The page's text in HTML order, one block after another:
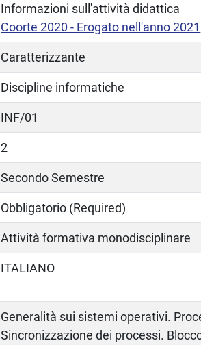
Informazioni sull'attività didattica
Coorte 2020 - Erogato nell'anno 2021
Caratterizzante
Discipline informatiche
INF/01
2
Secondo Semestre
Obbligatorio (Required)
Attività formativa monodisciplinare
ITALIANO
Generalità sui sistemi operativi.
Sincronizzazione dei processi.